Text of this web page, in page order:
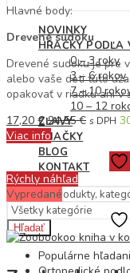
NOVINKY
HRAČKY PODĽA
0 – 3 roky
3 – 6 rokov
7 – 10
10 – 12
ZĽAVY
ZNAČKY
BLOG
KONTAKT
Hľadať
Populárne
Hlavné body:
Drevené sudoku
Drevené sudoku je pre
alebo vaše deti túto
opakovať v riadku ani v
17,20 € 24,55€ s DPH
Viac info
Rýchly náhľad
Vypredané